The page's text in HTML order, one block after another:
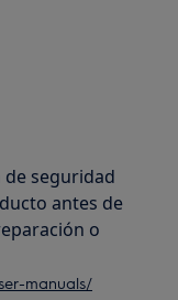
seguridad
antes de
o
manuals/